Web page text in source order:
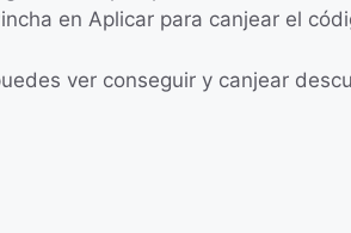
en Aplicar para canjear el
ver conseguir y canjear